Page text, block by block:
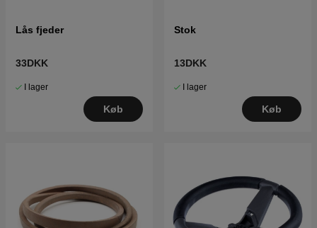
Lås fjeder
33DKK
I lager
Køb
Stok
13DKK
I lager
Køb